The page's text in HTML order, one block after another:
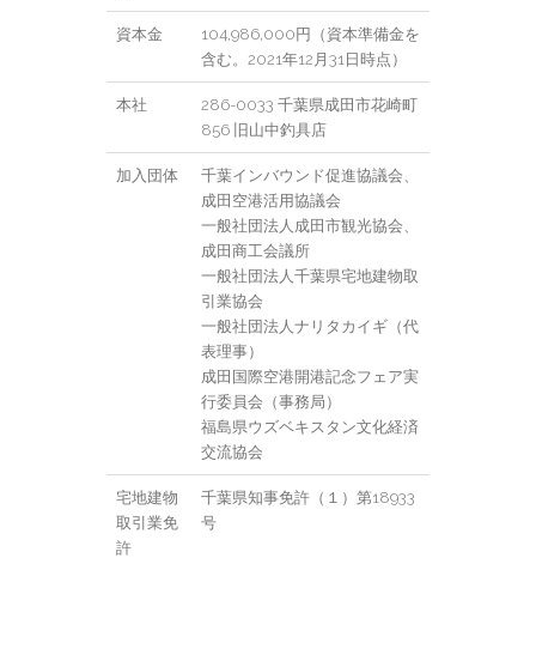
資本金
104,986,000円（資本準備金を
含む。2021年12月31日時点）
本社
286-0033 千葉県成田市花崎町
856 旧山中釣具店
加入団体
千葉インバウンド促進協議会、
成田空港活用協議会
一般社団法人成田市観光協会、
成田商工会議所
一般社団法人千葉県宅地建物取
引業協会
一般社団法人ナリタカイギ（代
表理事）
成田国際空港開港記念フェア実
行委員会（事務局）
福島県ウズベキスタン文化経済
交流協会
宅地建物
取引業免
許
千葉県知事免許（１）第18933
号